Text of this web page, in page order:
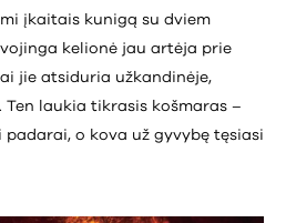
įkaitais kunigą su dviem
kelionė jau artėja prie
jie atsiduria užkandinėje,
laukia tikrasis košmaras –
o kova už gyvybę tęsiasi